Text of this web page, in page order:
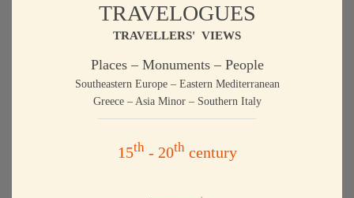
TRAVELOGUES
TRAVELLERS' VIEWS
Places – Monuments – People
Southeastern Europe – Eastern Mediterranean
Greece – Asia Minor – Southern Italy
15th- 20thcentury